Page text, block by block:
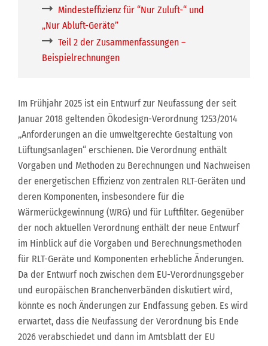
Mindesteffizienz für “Nur Zuluft-“ und
„Nur Abluft-Geräte”
Teil 2 der Zusammenfassungen –
Beispielrechnungen
Im Frühjahr 2025 ist ein Entwurf zur Neufassung der seit
Januar 2018 geltenden Ökodesign-Verordnung 1253/2014
„Anforderungen an die umweltgerechte Gestaltung von
Lüftungsanlagen“ erschienen. Die Verordnung enthält
Vorgaben und Methoden zu Berechnungen und Nachweisen
der energetischen Effizienz von zentralen RLT-Geräten und
deren Komponenten, insbesondere für die
Wärmerückgewinnung (WRG) und für Luftfilter. Gegenüber
der noch aktuellen Verordnung enthält der neue Entwurf
im Hinblick auf die Vorgaben und Berechnungsmethoden
für RLT-Geräte und Komponenten erhebliche Änderungen.
Da der Entwurf noch zwischen dem EU-Verordnungsgeber
und europäischen Branchenverbänden diskutiert wird,
könnte es noch Änderungen zur Endfassung geben. Es wird
erwartet, dass die Neufassung der Verordnung bis Ende
2026 verabschiedet und dann im Amtsblatt der EU